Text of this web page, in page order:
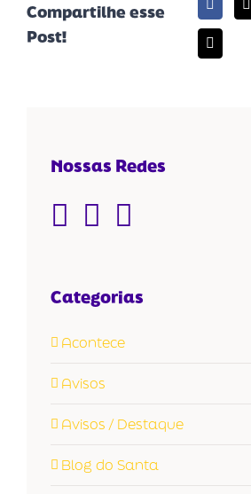
Compartilhe esse
Post!
Nossas Redes
Categorias
Acontece
Avisos
Avisos / Destaque
Blog do Santa